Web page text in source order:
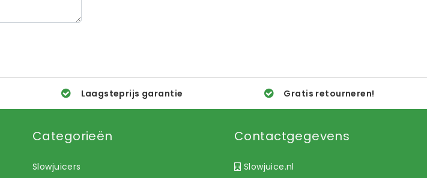
Laagsteprijs garantie Gratis retourneren!
Categorieën
Slowjuicers
Contactgegevens
Slowjuice.nl